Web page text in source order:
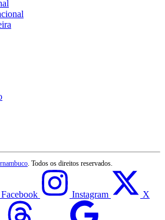
. Todos os direitos reservados.
Facebook Instagram X